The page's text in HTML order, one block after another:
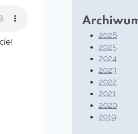
2026
2025
2024
2023
2022
2021
2020
2019